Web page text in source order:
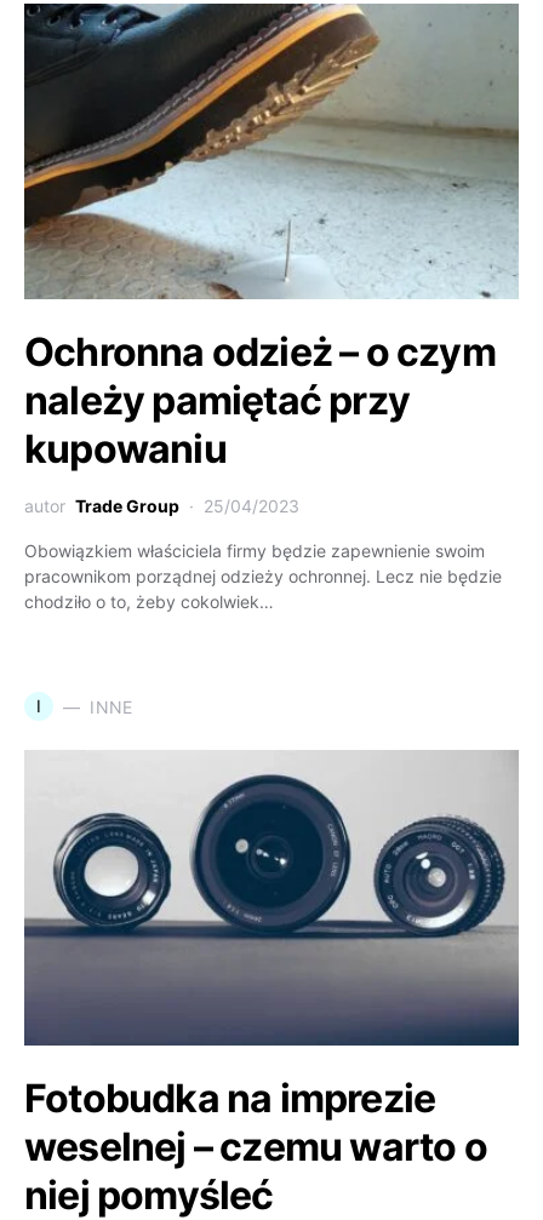
Ochronna odzież – o czym
należy pamiętać przy
kupowaniu
autor Trade Group 25/04/2023
Obowiązkiem właściciela firmy będzie zapewnienie swoim
pracownikom porządnej odzieży ochronnej. Lecz nie będzie
chodziło o to, żeby cokolwiek…
I INNE
Fotobudka na imprezie
weselnej – czemu warto o
niej pomyśleć